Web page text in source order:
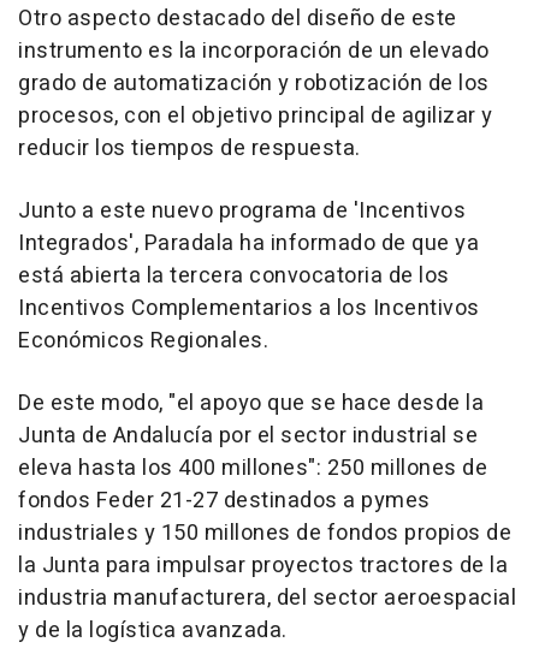
Otro aspecto destacado del diseño de este
instrumento es la incorporación de un elevado
grado de automatización y robotización de los
procesos, con el objetivo principal de agilizar y
reducir los tiempos de respuesta.
Junto a este nuevo programa de 'Incentivos
Integrados', Paradala ha informado de que ya
está abierta la tercera convocatoria de los
Incentivos Complementarios a los Incentivos
Económicos Regionales.
De este modo, "el apoyo que se hace desde la
Junta de Andalucía por el sector industrial se
eleva hasta los 400 millones": 250 millones de
fondos Feder 21-27 destinados a pymes
industriales y 150 millones de fondos propios de
la Junta para impulsar proyectos tractores de la
industria manufacturera, del sector aeroespacial
y de la logística avanzada.